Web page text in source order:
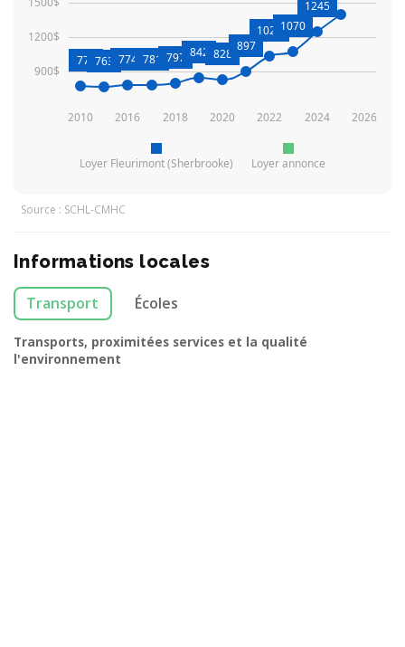
Loyer Fleurimont (Sherbrooke) Loyer annonce
2010 2016 2018 2020 2022 2024 2026
900$
1200$
771763 774 781 797 842 828
897
1028 1070
1245
Source : SCHL-CMHC
Informations locales
Transport Écoles
Transports, proximitées services et la qualité
l'environnement